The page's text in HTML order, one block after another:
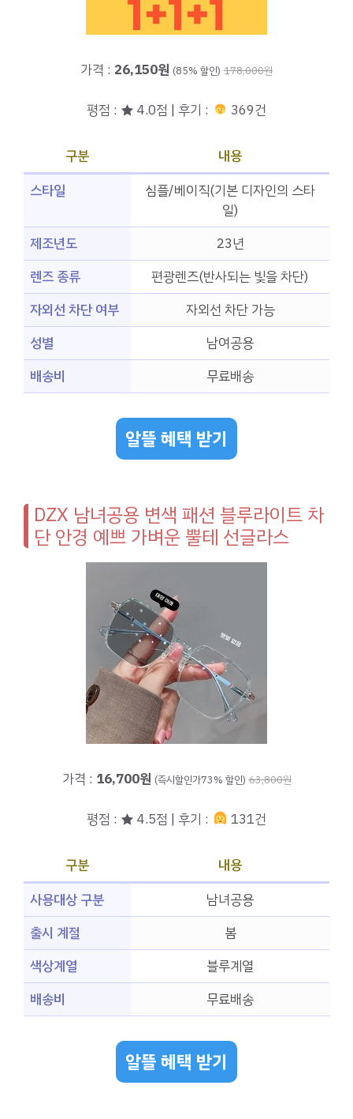
가격 : 26,150원 (85% 할인) 178,000원
평점 : ★ 4.0점 | 후기 : 369건
구분
내용
스타일
심플/베이직(기본 디자인의 스타
일)
제조년도
23년
렌즈 종류
편광렌즈(반사되는 빛을 차단)
자외선 차단 여부
자외선 차단 가능
성별
남여공용
배송비
무료배송
알뜰 혜택 받기
DZX 남녀공용 변색 패션 블루라이트 차
단 안경 예쁘 가벼운 뿔테 선글라스
가격 : 16,700원 (즉시할인가73% 할인) 63,800원
평점 : ★ 4.5점 | 후기 : 131건
구분
내용
사용대상 구분
남녀공용
출시 계절
봄
색상계열
블루계열
배송비
무료배송
알뜰 혜택 받기